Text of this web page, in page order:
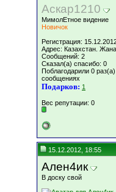
Аскар1210
МимолЕтное видение
Новичок
Регистрация:
Адрес: Казахстан.
Сообщений: 2
Сказал(а) спасибо: 0
Поблагодарили 0
сообщениях
Подарков: 1
Вес репутации: 0
15.12.2012, 18:55
Ален4ик
В доску свой